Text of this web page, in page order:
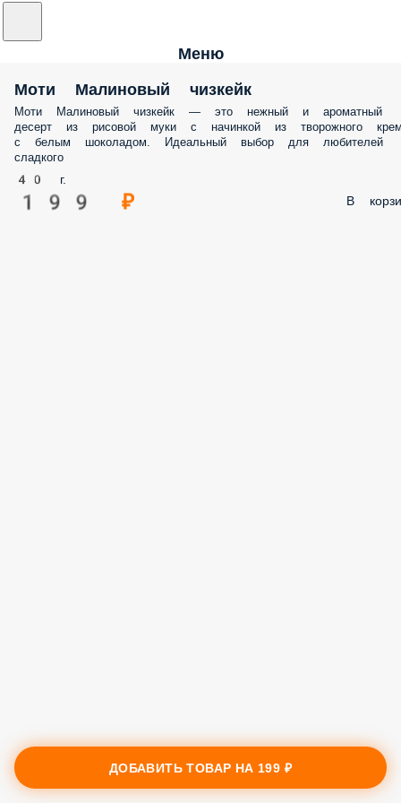
Меню
Моти Малиновый чизкейк
Моти Малиновый чизкейк — это нежный и ароматный
десерт из рисовой муки с начинкой из творожного
с белым шоколадом. Идеальный выбор для любителей
сладкого
40 г.
199 ₽ В
ДОБАВИТЬ ТОВАР НА 199 ₽